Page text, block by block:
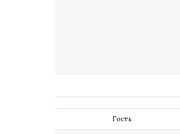
Гость